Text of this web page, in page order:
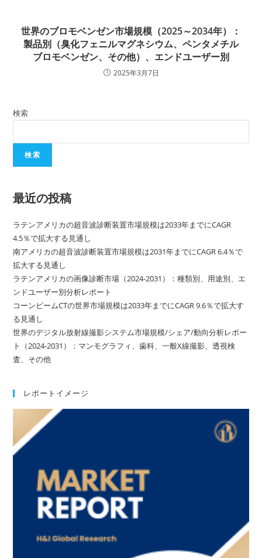
世界のブロモベンゼン市場規模（2025～2034年）：
製品別（臭化フェニルマグネシウム、ペンタメチル
ブロモベンゼン、その他）、エンドユーザー別
2025年3月7日
検索
検索
最近の投稿
ラテンアメリカの超音波診断装置市場規模は2033年までにCAGR
4.5％で拡大する見通し
南アメリカの超音波診断装置市場規模は2031年までにCAGR 6.4％で
拡大する見通し
ラテンアメリカの画像診断市場（2024-2031）：種類別、用途別、エ
ンドユーザー別分析レポート
コーンビームCTの世界市場規模は2033年までにCAGR 9.6％で拡大す
る見通し
世界のデジタル放射線撮影システム市場規模/シェア/動向分析レポー
ト（2024-2031）：マンモグラフィ、歯科、一般X線撮影、透視検
査、その他
レポートイメージ